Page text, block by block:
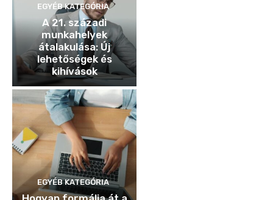
EGYÉB KATEGÓRIA
A 21. századi
munkahelyek
átalakulása: Új
lehetőségek és
kihívások
EGYÉB KATEGÓRIA